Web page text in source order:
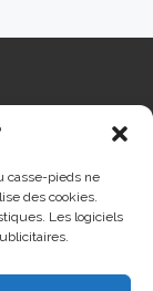
casse-pieds ne
des cookies.
Les logiciels